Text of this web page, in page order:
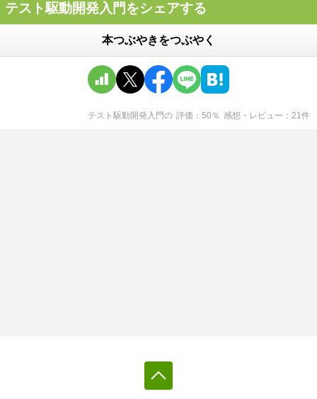
テスト駆動開発入門をシェアする
本つぶやきをつぶやく
テスト駆動開発入門の 評価 50 ％ 感想・レビュー 21件